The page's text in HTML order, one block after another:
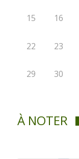
15 16
22 23
29 30
À NOTER